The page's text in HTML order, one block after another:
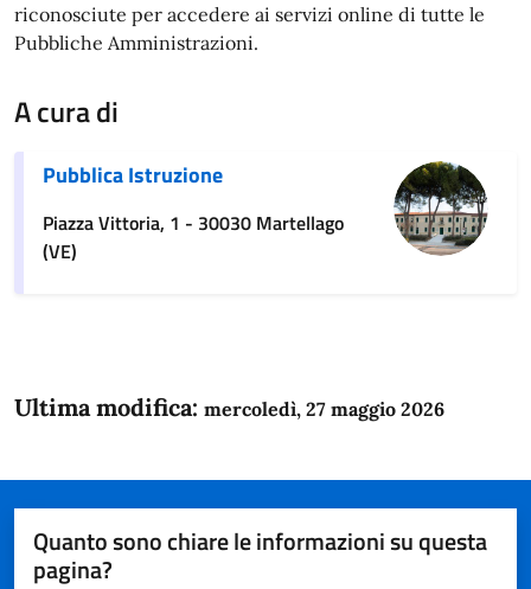
riconosciute per accedere ai servizi online di tutte le
Pubbliche Amministrazioni.
A cura di
Pubblica Istruzione
Piazza Vittoria, 1 - 30030 Martellago
(VE)
Ultima modifica: mercoledì, 27 maggio 2026
Quanto sono chiare le informazioni su questa
pagina?